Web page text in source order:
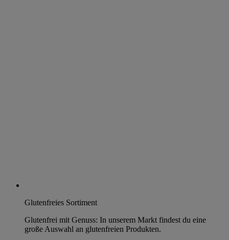
Glutenfreies Sortiment
Glutenfrei mit Genuss: In unserem Markt findest du eine
große Auswahl an glutenfreien Produkten.